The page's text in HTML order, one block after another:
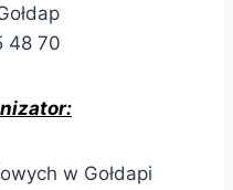
48 70
w Gołdapi